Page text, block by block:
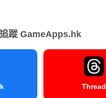
追蹤 GameApps.hk
Thread